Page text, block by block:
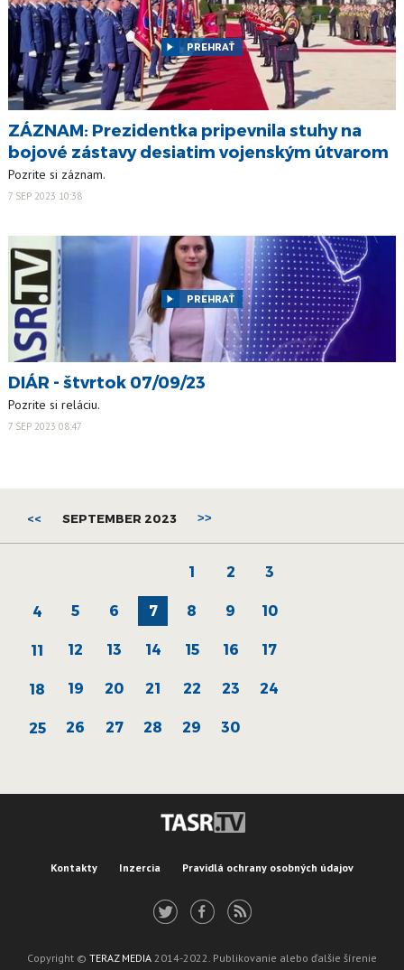
PREHRAŤ
ZÁZNAM: Prezidentka pripevnila stuhy na
bojové zástavy desiatim vojenským útvarom
Pozrite si záznam.
7 SEP 2023 10:38
PREHRAŤ
DIÁR - štvrtok 07/09/23
Pozrite si reláciu.
7 SEP 2023 08:47
<< SEPTEMBER 2023 >>
1 2 3
4 5 6 7 8 9 10
11 12 13 14 15 16 17
18 19 20 21 22 23 24
25 26 27 28 29 30
Kontakty Inzercia Pravidlá ochrany osobných údajov
Copyright © TERAZ MEDIA 2014-2022. Publikovanie alebo ďalšie šírenie